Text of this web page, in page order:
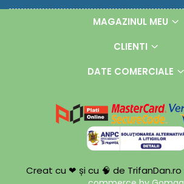
MAGAZINUL MEU
CLIENTI
DATE COMERCIALE
Creat cu ❤ și cu 🧠 de TrifanDan.ro